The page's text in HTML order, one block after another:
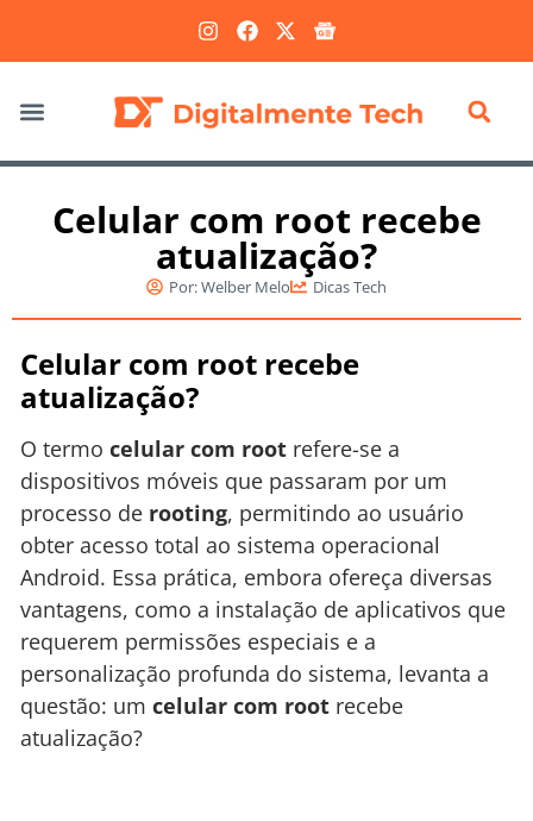
Celular com root recebe
atualização?
Por:Welber Melo Dicas Tech
Celular com root recebe
atualização?
O termo celular com root refere-se a
dispositivos móveis que passaram por um
processo de rooting, permitindo ao usuário
obter acesso total ao sistema operacional
Android. Essa prática, embora ofereça diversas
vantagens, como a instalação de aplicativos que
requerem permissões especiais e a
personalização profunda do sistema, levanta a
questão: um celular com root recebe
atualização?